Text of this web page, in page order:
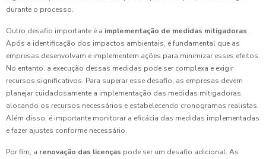
durante o processo.
Outro desafio importante é a implementação de medidas mitigadoras.
Após a identificação dos impactos ambientais, é fundamental que as
empresas desenvolvam e implementem ações para minimizar esses efeitos.
No entanto, a execução dessas medidas pode ser complexa e exigir
recursos significativos. Para superar esse desafio, as empresas devem
planejar cuidadosamente a implementação das medidas mitigadoras,
alocando os recursos necessários e estabelecendo cronogramas realistas.
Além disso, é importante monitorar a eficácia das medidas implementadas
e fazer ajustes conforme necessário.
Por fim, a renovação das licenças pode ser um desafio adicional. As